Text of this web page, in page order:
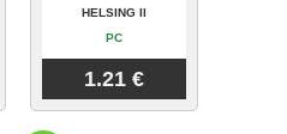
HELSING II
PC
1.21 €